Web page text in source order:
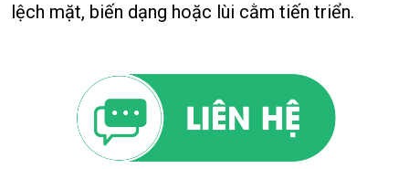
lệch mặt, biến dạng hoặc lùi cằm tiến triển.